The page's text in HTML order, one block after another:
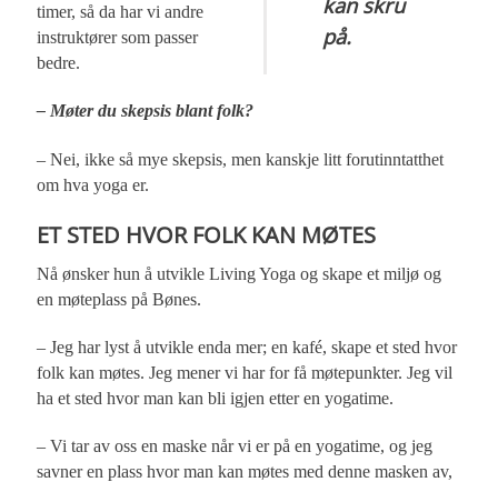
på.
timer, så da har vi andre
instruktører som passer
bedre.
– Møter du skepsis blant folk?
– Nei, ikke så mye skepsis, men kanskje litt forutinntatthet
om hva yoga er.
ET STED HVOR FOLK KAN MØTES
Nå ønsker hun å utvikle Living Yoga og skape et miljø og
en møteplass på Bønes.
– Jeg har lyst å utvikle enda mer; en kafé, skape et sted hvor
folk kan møtes. Jeg mener vi har for få møtepunkter. Jeg vil
ha et sted hvor man kan bli igjen etter en yogatime.
– Vi tar av oss en maske når vi er på en yogatime, og jeg
savner en plass hvor man kan møtes med denne masken av,